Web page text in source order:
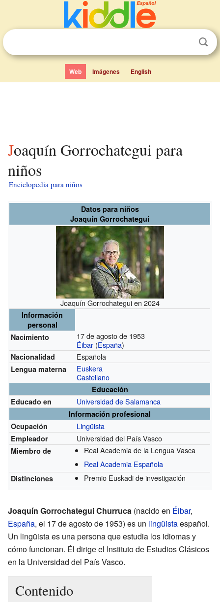
Web Imágenes English
Joaquín Gorrochategui para
niños
Enciclopedia para niños
Datos para niños
Joaquín Gorrochategui
Joaquín Gorrochategui en 2024
Información
personal
Nacimiento
17 de agosto de 1953
Éibar (España)
Nacionalidad Española
Lengua materna
Euskera
Castellano
Educación
Educado en
Universidad de Salamanca
Información profesional
Ocupación
Lingüista
Empleador Universidad del País Vasco
Miembro de
Real Academia de la Lengua Vasca
Real Academia Española
Distinciones Premio Euskadi de investigación
Joaquín Gorrochategui Churruca (nacido en Éibar,
España, el 17 de agosto de 1953) es un lingüistaespañol.
Un lingüista es una persona que estudia los idiomas y
cómo funcionan. Él dirige el Instituto de Estudios Clásicos
en la Universidad del País Vasco.
Contenido